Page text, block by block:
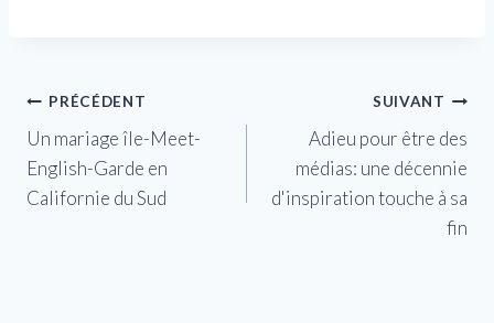
Navigation
de
l’article
PRÉCÉDENT
Un mariage île-Meet-
English-Garde en
Californie du Sud
SUIVANT
Adieu pour être des
médias: une décennie
d'inspiration touche à sa
fin